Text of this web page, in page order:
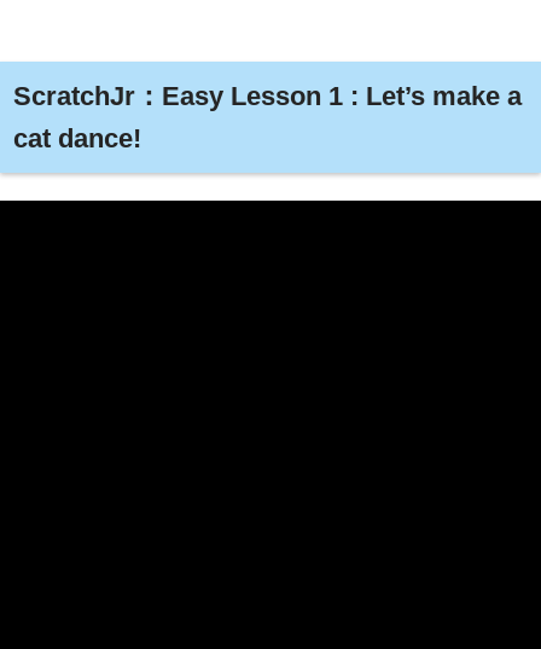
ScratchJr：Easy Lesson 1 : Let’s make a
cat dance!